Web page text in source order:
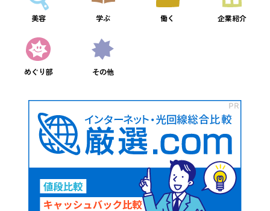
美容 学ぶ 働く 企業紹介
めぐり部 その他